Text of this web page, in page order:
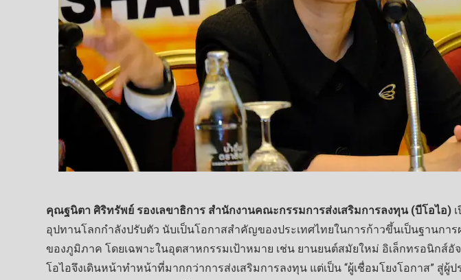
คุณฐนิตา ศิริทรัพย์ รองเลขาธิการ สำนักงานคณะกรรมการส่งเสริมการลงทุน (บีโอไอ)
อุปทานโลกกำลังปรับตัว นับเป็นโอกาสสำคัญของประเทศไทยในการก้าวขึ้นเป็นฐานกา
ของภูมิภาค โดยเฉพาะในอุตสาหกรรมเป้าหมาย เช่น ยานยนต์สมัยใหม่ อิเล็กทรอนิกส์
โอไอจึงเดินหน้าทำหน้าที่มากกว่าการส่งเสริมการลงทุน แต่เป็น “ผู้เชื่อมโยงโอกาส” สู่ผู้ป